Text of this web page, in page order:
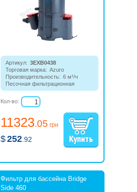
Артикул: 3EXB0438
Торговая марка: Azuro
Производительность: 6 м³/ч
Песочная фильтрационная
станция для бассейнов с
объемом до 30 кубов.
11323.05 грн
$252 .92
Кол-во:
Фильтр для бассейна Bridge
Side 460